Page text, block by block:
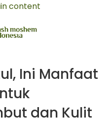
content
Ini Manfaat
dan Kulit